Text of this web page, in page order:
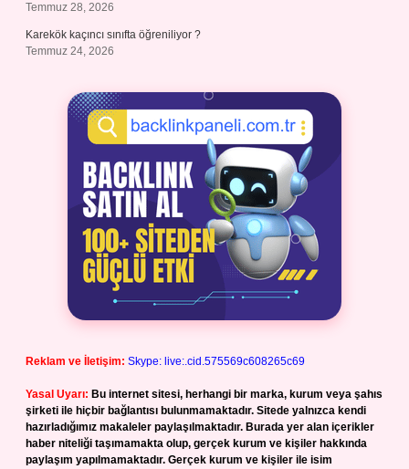
Temmuz 28, 2026
Karekök kaçıncı sınıfta öğreniliyor ?
Temmuz 24, 2026
Reklam ve İletişim: Skype: live:.cid.575569c608265c69
Yasal Uyarı: Bu internet sitesi, herhangi bir marka, kurum veya şahıs
şirketi ile hiçbir bağlantısı bulunmamaktadır. Sitede yalnızca kendi
hazırladığımız makaleler paylaşılmaktadır. Burada yer alan içerikler
haber niteliği taşımamakta olup, gerçek kurum ve kişiler hakkında
paylaşım yapılmamaktadır. Gerçek kurum ve kişiler ile isim